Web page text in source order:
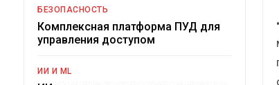
БЕЗОПАСНОСТЬ
Комплексная платформа ПУД для
управления доступом
ИИ И ML